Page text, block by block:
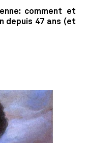
comment et
depuis 47 ans (et